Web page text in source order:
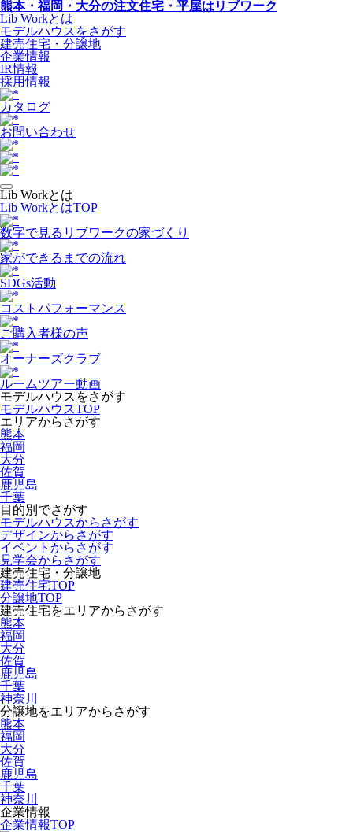
熊本・福岡・大分の注文住宅・平屋はリブワーク
Lib Workとは
モデルハウスをさがす
建売住宅・分譲地
企業情報
IR情報
採用情報
カタログ
お問い合わせ
Lib Workとは
Lib WorkとはTOP
数字で⾒るリブワークの家づくり
家ができるまでの流れ
SDGs活動
コストパフォーマンス
ご購入者様の声
オーナーズクラブ
ルームツアー動画
モデルハウスをさがす
モデルハウスTOP
エリアからさがす
熊本
福岡
大分
佐賀
鹿児島
千葉
目的別でさがす
モデルハウスからさがす
デザインからさがす
イベントからさがす
見学会からさがす
建売住宅・分譲地
建売住宅TOP
分譲地TOP
建売住宅をエリアからさがす
熊本
福岡
大分
佐賀
鹿児島
千葉
神奈川
分譲地をエリアからさがす
熊本
福岡
大分
佐賀
鹿児島
千葉
神奈川
企業情報
企業情報TOP